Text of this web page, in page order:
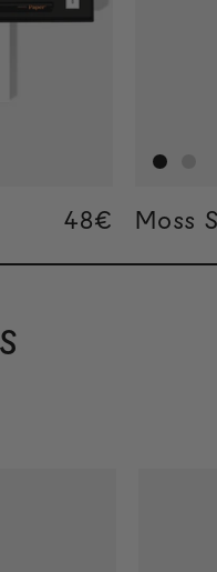
Regular
48€
Regular
48€ Moss